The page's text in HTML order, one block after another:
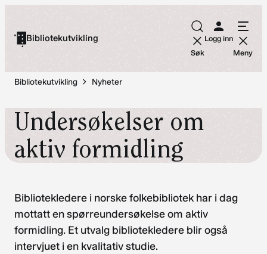
innholdBibliotekutvikling
Søk
Logg inn
Meny
Bibliotekutvikling Nyheter
Undersøkelser om
aktiv formidling
Bibliotekledere i norske folkebibliotek har i dag
mottatt en spørreundersøkelse om aktiv
formidling. Et utvalg bibliotekledere blir også
intervjuet i en kvalitativ studie.